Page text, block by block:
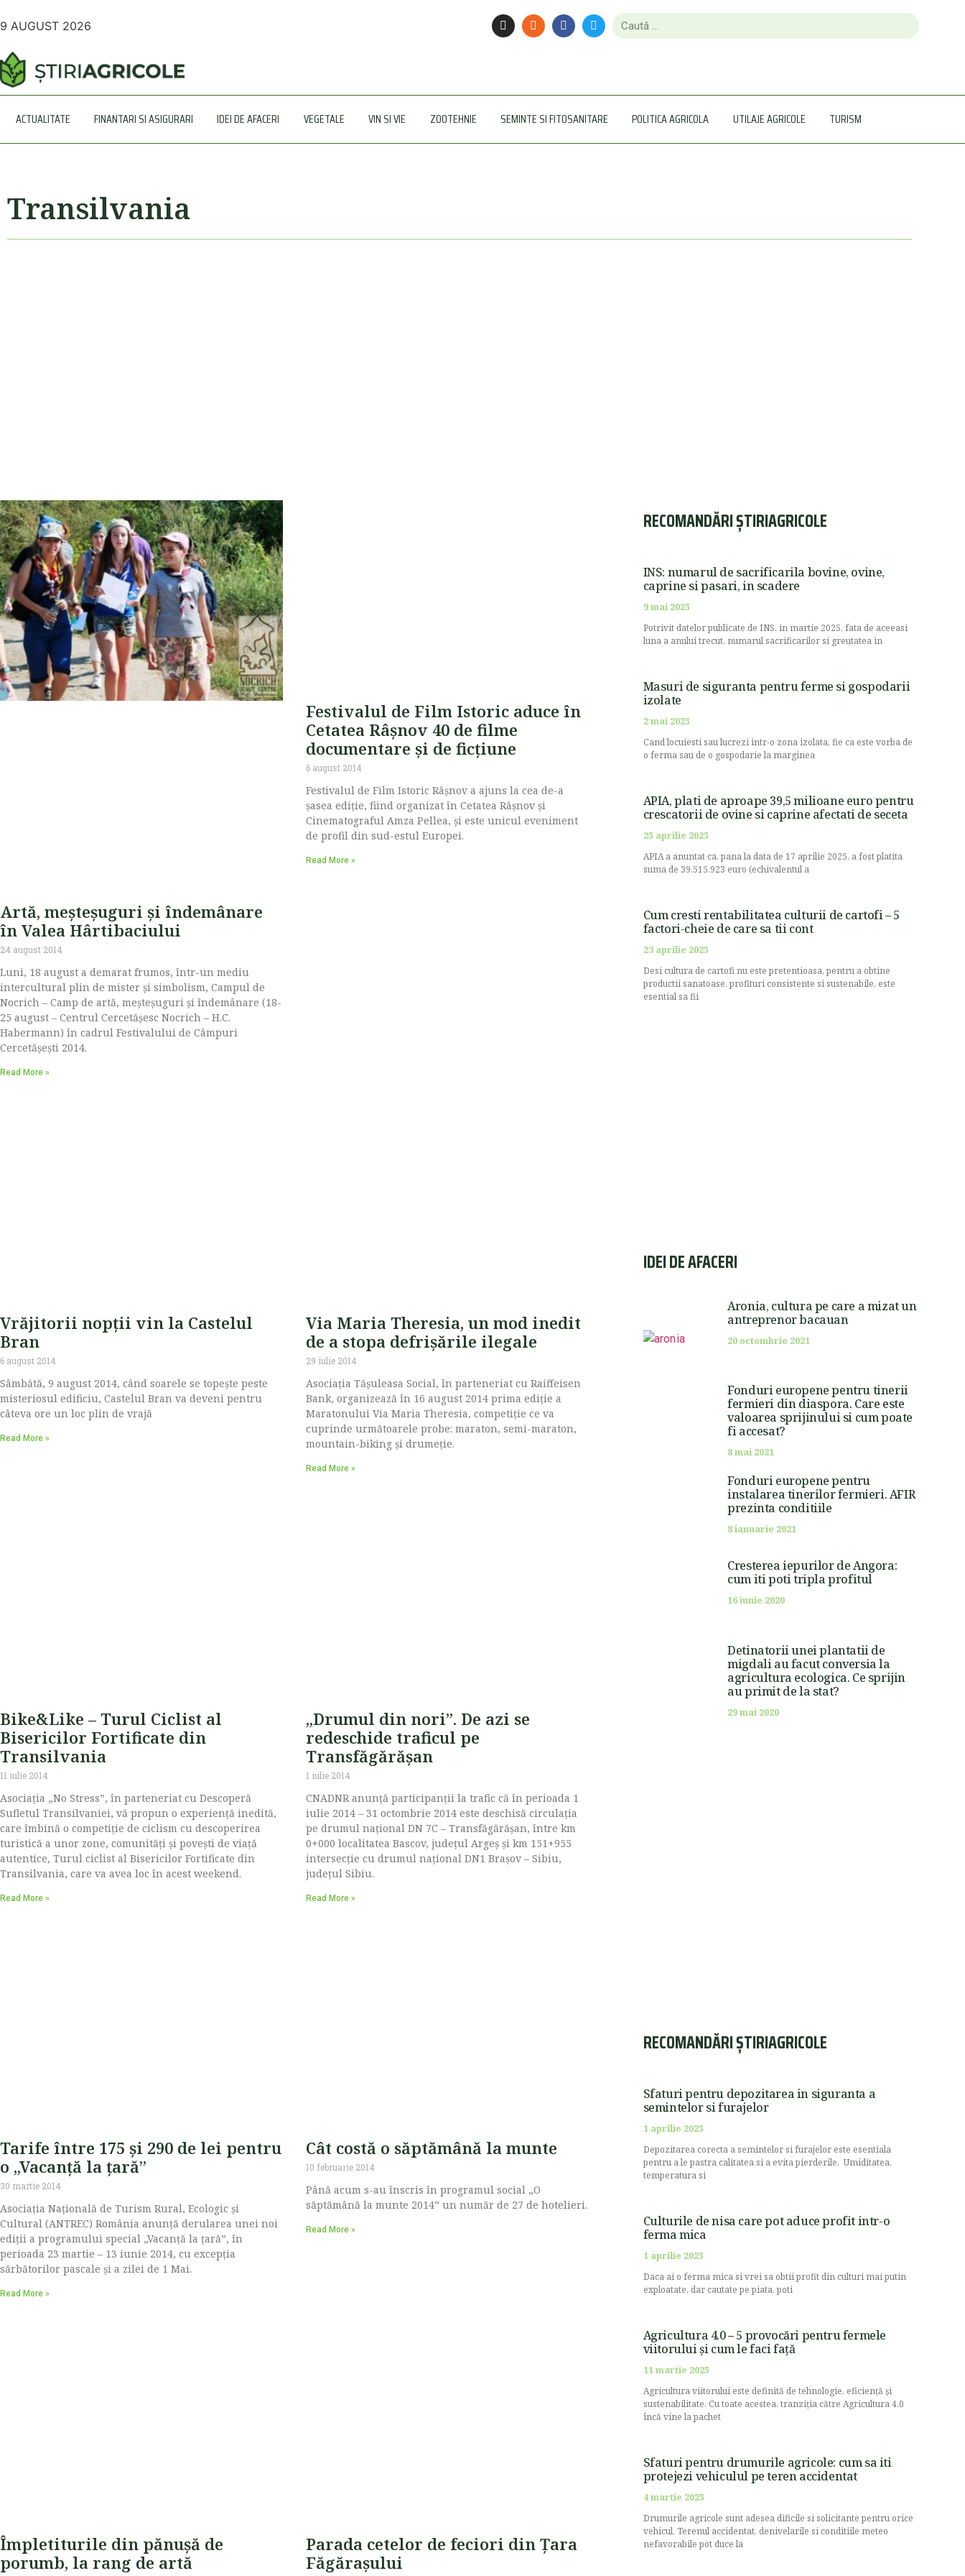
9 AUGUST 2026
ACTUALITATE FINANTARI SI ASIGURARI IDEI DE AFACERI VEGETALE VIN SI VIE ZOOTEHNIE SEMINTE SI FITOSANITARE POLITICA AGRICOLA UTILAJE AGRICOLE TURISM
Transilvania
Artă, meșteșuguri și îndemânare
în Valea Hârtibaciului
24 august 2014
Luni, 18 august a demarat frumos, într-un mediu
intercultural plin de mister și simbolism, Campul de
Nocrich – Camp de artă, meșteșuguri și îndemânare (18-
25 august – Centrul Cercetăşesc Nocrich – H.C.
Habermann) în cadrul Festivalului de Câmpuri
Cercetășești 2014.
Read More »
Festivalul de Film Istoric aduce în
Cetatea Râșnov 40 de filme
documentare și de ficțiune
6 august 2014
Festivalul de Film Istoric Râşnov a ajuns la cea de-a
şasea ediţie, fiind organizat în Cetatea Râşnov şi
Cinematograful Amza Pellea, și este unicul eveniment
de profil din sud-estul Europei.
Read More »
Vrăjitorii nopţii vin la Castelul
Bran
6 august 2014
Sâmbătă, 9 august 2014, când soarele se topește peste
misteriosul edificiu, Castelul Bran va deveni pentru
câteva ore un loc plin de vrajă
Read More »
Via Maria Theresia, un mod inedit
de a stopa defrișările ilegale
29 iulie 2014
Asociația Tășuleasa Social, în parteneriat cu Raiffeisen
Bank, organizează în 16 august 2014 prima ediție a
Maratonului Via Maria Theresia, competiție ce va
cuprinde următoarele probe: maraton, semi-maraton,
mountain-biking și drumeție.
Read More »
Bike&Like – Turul Ciclist al
Bisericilor Fortificate din
Transilvania
11 iulie 2014
Asociația „No Stress”, în parteneriat cu Descoperă
Sufletul Transilvaniei, vă propun o experiență inedită,
care îmbină o competiție de ciclism cu descoperirea
turistică a unor zone, comunități și povești de viață
autentice, Turul ciclist al Bisericilor Fortificate din
Transilvania, care va avea loc în acest weekend.
Read More »
„Drumul din nori”. De azi se
redeschide traficul pe
Transfăgărășan
1 iulie 2014
CNADNR anunţă participanţii la trafic că în perioada 1
iulie 2014 – 31 octombrie 2014 este deschisă circulaţia
pe drumul naţional DN 7C – Transfăgărăşan, între km
0+000 localitatea Bascov, judeţul Argeş şi km 151+955
intersecţie cu drumul naţional DN1 Braşov – Sibiu,
judeţul Sibiu.
Read More »
Tarife între 175 și 290 de lei pentru
o „Vacanță la țară”
30 martie 2014
Asociaţia Naţională de Turism Rural, Ecologic şi
Cultural (ANTREC) România anunță derularea unei noi
ediții a programului special „Vacanţă la ţară”, în
perioada 23 martie – 13 iunie 2014, cu excepția
sărbătorilor pascale și a zilei de 1 Mai.
Read More »
Cât costă o săptămână la munte
10 februarie 2014
Până acum s-au înscris în programul social „O
săptămână la munte 2014” un număr de 27 de hotelieri.
Read More »
Împletiturile din pănușă de
porumb, la rang de artă
Parada cetelor de feciori din Țara
Făgărașului
RECOMANDĂRI ȘTIRIAGRICOLE
INS: numarul de sacrificarila bovine, ovine,
caprine si pasari, in scadere
9 mai 2025
Potrivit datelor publicate de INS, in martie 2025, fata de aceeasi
luna a anului trecut, numarul sacrificarilor si greutatea in
Masuri de siguranta pentru ferme si gospodarii
izolate
2 mai 2025
Cand locuiesti sau lucrezi intr-o zona izolata, fie ca este vorba de
o ferma sau de o gospodarie la marginea
APIA, plati de aproape 39,5 milioane euro pentru
crescatorii de ovine si caprine afectati de seceta
25 aprilie 2025
APIA a anuntat ca, pana la data de 17 aprilie 2025, a fost platita
suma de 39.515.923 euro (echivalentul a
Cum cresti rentabilitatea culturii de cartofi – 5
factori-cheie de care sa tii cont
23 aprilie 2025
Desi cultura de cartofi nu este pretentioasa, pentru a obtine
productii sanatoase, profituri consistente si sustenabile, este
esential sa fii
IDEI DE AFACERI
Aronia, cultura pe care a mizat un
antreprenor bacauan
20 octombrie 2021
Fonduri europene pentru tinerii
fermieri din diaspora. Care este
valoarea sprijinului si cum poate
fi accesat?
8 mai 2021
Fonduri europene pentru
instalarea tinerilor fermieri. AFIR
prezinta conditiile
8 ianuarie 2021
Cresterea iepurilor de Angora:
cum iti poti tripla profitul
16 iunie 2020
Detinatorii unei plantatii de
migdali au facut conversia la
agricultura ecologica. Ce sprijin
au primit de la stat?
29 mai 2020
RECOMANDĂRI ȘTIRIAGRICOLE
Sfaturi pentru depozitarea in siguranta a
semintelor si furajelor
1 aprilie 2025
Depozitarea corecta a semintelor si furajelor este esentiala
pentru a le pastra calitatea si a evita pierderile. Umiditatea,
temperatura si
Culturile de nisa care pot aduce profit intr-o
ferma mica
1 aprilie 2025
Daca ai o ferma mica si vrei sa obtii profit din culturi mai putin
exploatate, dar cautate pe piata, poti
Agricultura 4.0 – 5 provocări pentru fermele
viitorului și cum le faci față
11 martie 2025
Agricultura viitorului este definită de tehnologie, eficiență și
sustenabilitate. Cu toate acestea, tranziția către Agricultura 4.0
încă vine la pachet
Sfaturi pentru drumurile agricole: cum sa iti
protejezi vehiculul pe teren accidentat
4 martie 2025
Drumurile agricole sunt adesea dificile si solicitante pentru orice
vehicul. Terenul accidentat, denivelarile si conditiile meteo
nefavorabile pot duce la